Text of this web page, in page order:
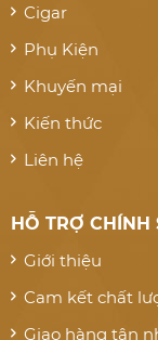
Cigar
Phụ Kiện
Khuyến mại
Kiến thức
Liên hệ
HỖ TRỢ CHÍNH
Giới thiệu
Cam kết chất
Giao hàng tận